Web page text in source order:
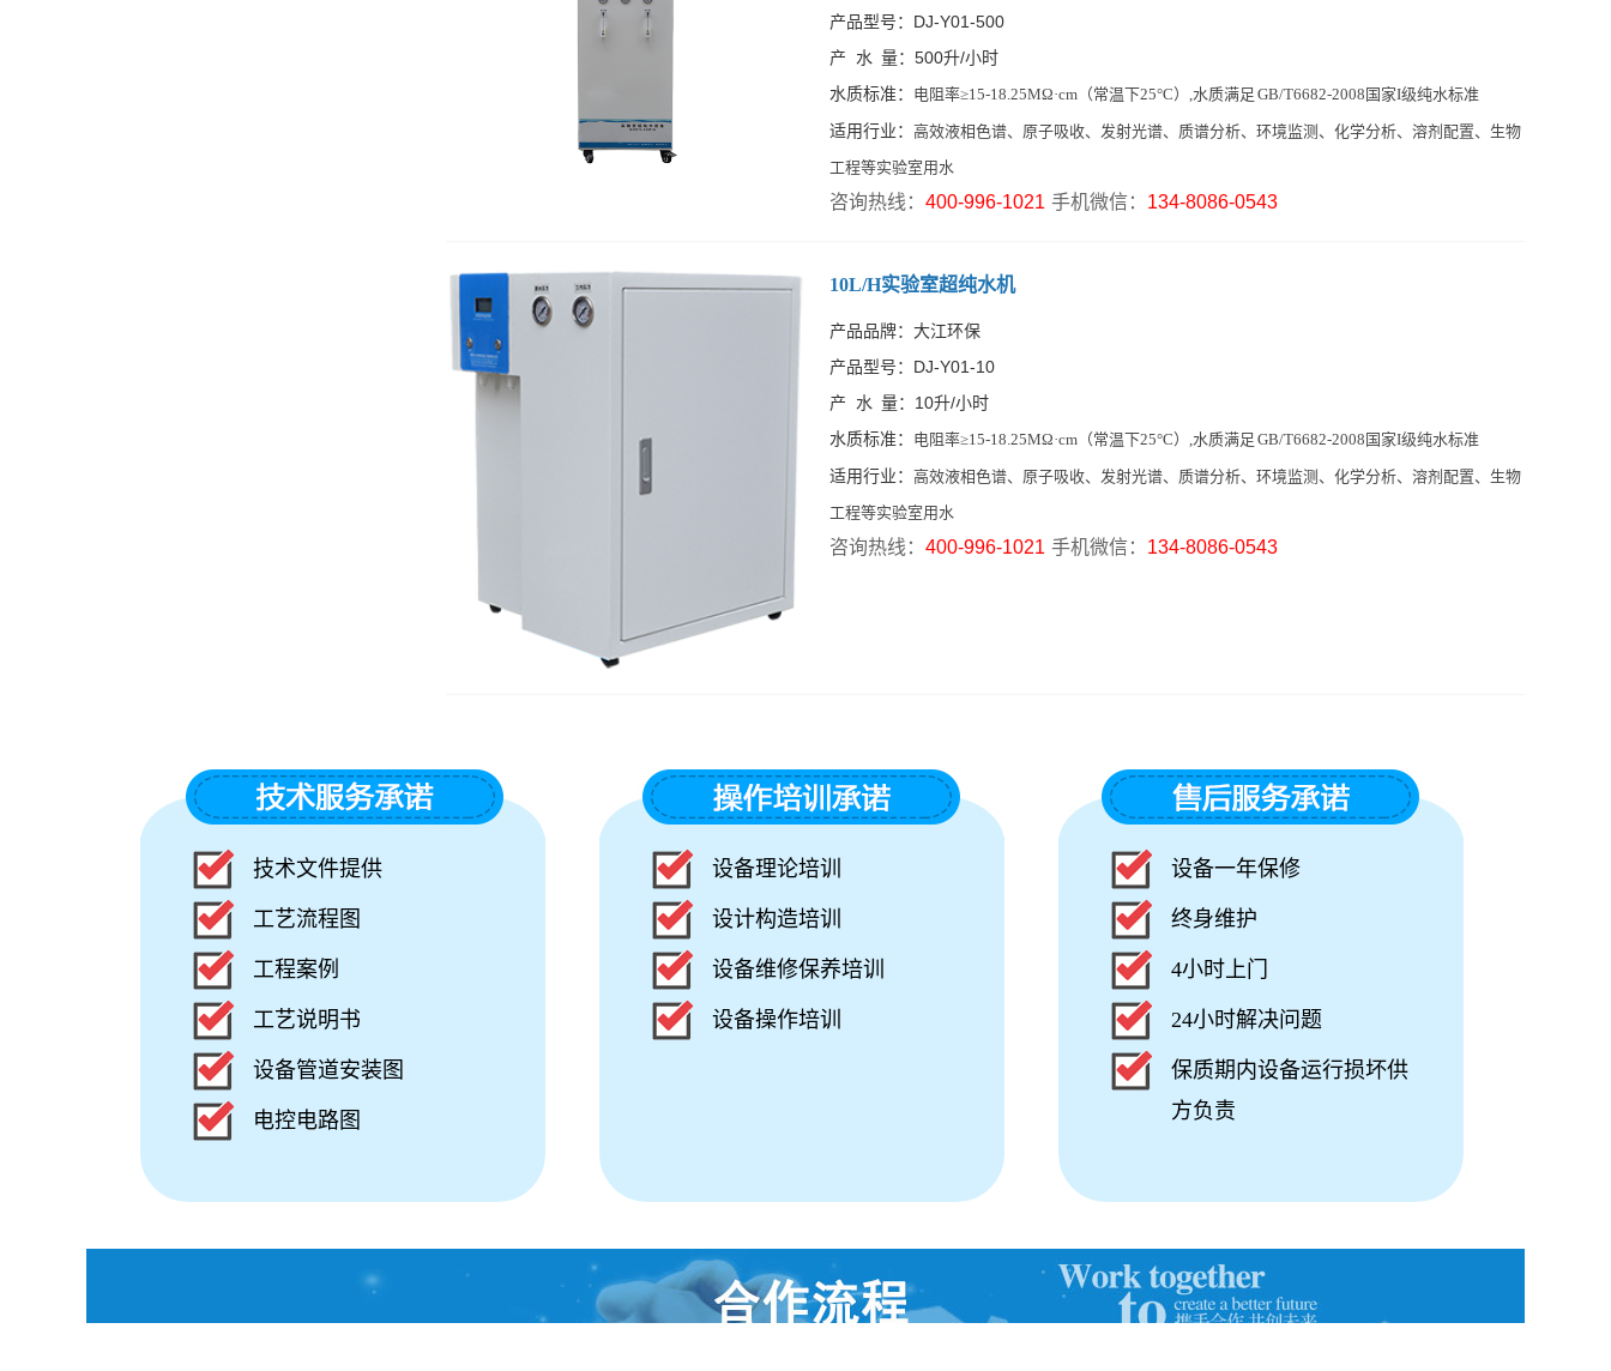
产品型号：DJ-Y01-500
产 水 量：500升/小时
水质标准： 电阻率≥15-18.25MΩ·cm（常温下25°C）,水质满足 GB/T6682-2008国家I级纯水标准
适用行业： 高效液相色谱、原子吸收、发射光谱、质谱分析、环境监测、化学分析、溶剂配置、生物
工程等实验室用水
咨询热线： 400-996-1021 手机微信： 134-8086-0543
10L/H实验室超纯水机
产品品牌：大江环保
产品型号：DJ-Y01-10
产 水 量：10升/小时
水质标准： 电阻率≥15-18.25MΩ·cm（常温下25°C）,水质满足 GB/T6682-2008国家I级纯水标准
适用行业： 高效液相色谱、原子吸收、发射光谱、质谱分析、环境监测、化学分析、溶剂配置、生物
工程等实验室用水
咨询热线： 400-996-1021 手机微信： 134-8086-0543
技术文件提供
工艺流程图
工程案例
工艺说明书
设备管道安装图
电控电路图
设备理论培训
设计构造培训
设备维修保养培训
设备操作培训
设备一年保修
终身维护
4小时上门
24小时解决问题
保质期内设备运行损坏供
方负责